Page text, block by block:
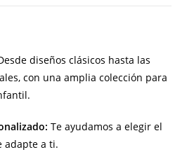
diseños clásicos hasta las
con una amplia colección para
Te ayudamos a elegir el
adapte a ti.